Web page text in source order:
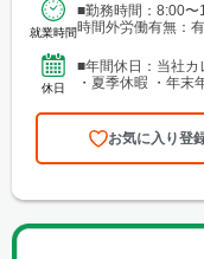
就業時間
■勤務時間：8:00〜
時間外労働有無：
休日
■年間休日：当社
・夏季休暇 ・年末
お気に入り登